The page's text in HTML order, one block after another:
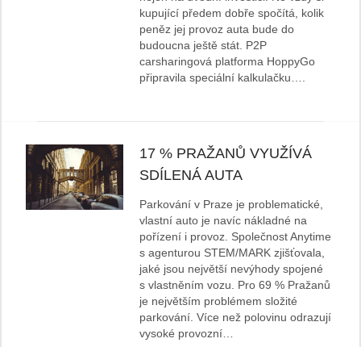
kupující předem dobře spočítá, kolik
peněz jej provoz auta bude do
budoucna ještě stát. P2P
carsharingová platforma HoppyGo
připravila speciální kalkulačku….
17 % PRAŽANŮ VYUŽÍVÁ
SDÍLENÁ AUTA
Parkování v Praze je problematické,
vlastní auto je navíc nákladné na
pořízení i provoz. Společnost Anytime
s agenturou STEM/MARK zjišťovala,
jaké jsou největší nevýhody spojené
s vlastněním vozu. Pro 69 % Pražanů
je největším problémem složité
parkování. Více než polovinu odrazují
vysoké provozní…